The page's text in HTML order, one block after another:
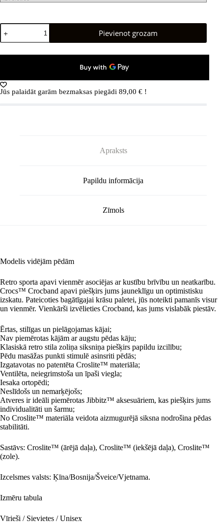
CROCS
Bayaband
Navy
Pievienot grozam
Jūs palaidāt garām bezmaksas piegādi 89,00 € !
Apraksts
Papildu informācija
Zīmols
Modelis vidējām pēdām
Retro sporta apavi vienmēr asociējas ar kustību brīvību un neatkarību.
Crocs™ Crocband apavi piešķirs jums jauneklīgu un optimistisku
izskatu. Pateicoties bagātīgajai krāsu paletei, jūs noteikti pamanīs visur
un vienmēr. Vienkārši izvēlieties Crocband, kas jums vislabāk piestāv.
Ērtas, stilīgas un pielāgojamas kājai;
Nav piemērotas kājām ar augstu pēdas kāju;
Klasiskā retro stila zoliņa siksniņa piešķirs papildu izcilību;
Pēdu masāžas punkti stimulē asinsriti pēdās;
Izgatavotas no patentēta Croslite™ materiāla;
Ventilēta, neiegrimstoša un īpaši viegla;
Iesaka ortopēdi;
Neslīdošs un nemarķējošs;
Atveres ir ideāli piemērotas Jibbitz™ aksesuāriem, kas piešķirs jums
individualitāti un šarmu;
No Croslite™ materiāla veidota aizmugurējā siksna nodrošina pēdas
stabilitāti.
Sastāvs: Croslite™ (ārējā daļa), Croslite™ (iekšējā daļa), Croslite™
(zole).
Izcelsmes valsts: Ķīna/Bosnija/Šveice/Vjetnama.
Izmēru tabula
Vīrieši / Sievietes / Unisex